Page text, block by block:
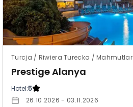
Turcja / Riwiera Turecka / Mahmutlar
Prestige Alanya
Hotel:5
26.10.2026 - 03.11.2026